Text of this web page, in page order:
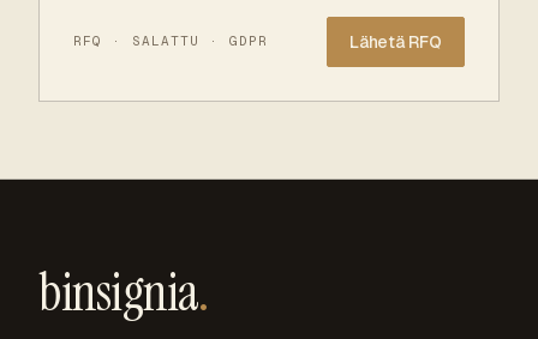
RFQ · SALATTU · GDPR
binsignia.